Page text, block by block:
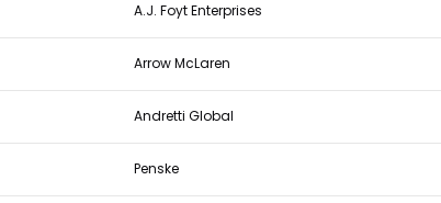
A.J. Foyt Enterprises
Arrow McLaren
Andretti Global
Penske